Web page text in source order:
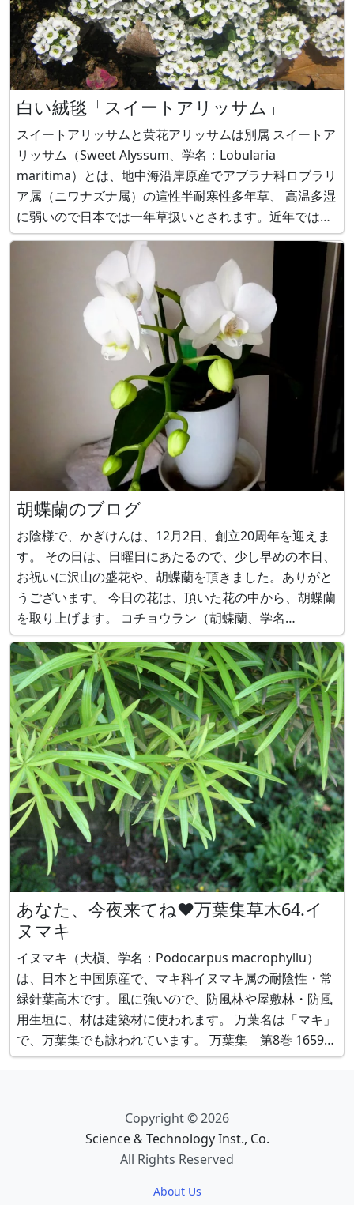
白い絨毯「スイートアリッサム」
スイートアリッサムと黄花アリッサムは別属 スイートア
リッサム（Sweet Alyssum、学名：Lobularia
maritima）とは、地中海沿岸原産でアブラナ科ロブラリ
ア属（ニワナズナ属）の這性半耐寒性多年草、 高温多湿
に弱いので日本では一年草扱いとされます。近年では、
高温多湿に強い園芸品種の多年草タイプ（Lobularia
hybrida）のものもあります。 別名で、単に、アリッサ
胡蝶蘭のブログ
お陰様で、かぎけんは、12月2日、創立20周年を迎えま
す。 その日は、日曜日にあたるので、少し早めの本日、
お祝いに沢山の盛花や、胡蝶蘭を頂きました。ありがと
うございます。 今日の花は、頂いた花の中から、胡蝶蘭
を取り上げます。 コチョウラン（胡蝶蘭、学名
Phalaenopsis aphrodite）は、台湾、フィリピン原産
で、ラン科ファレノプシス属の非耐寒性多年草です。葉
腋から出た花茎は弓形に伸張
あなた、今夜来てね❤万葉集草木64.イ
ヌマキ
イヌマキ（犬槇、学名：Podocarpus macrophyllu）
は、日本と中国原産で、マキ科イヌマキ属の耐陰性・常
緑針葉高木です。風に強いので、防風林や屋敷林・防風
用生垣に、材は建築材に使われます。 万葉名は「マキ」
で、万葉集でも詠われています。 万葉集 第8巻 1659番
歌 作者：他田廣津娘子、題詞：他田廣津娘子歌、登場す
Copyright © 2026
Science & Technology Inst., Co.
All Rights Reserved
About Us